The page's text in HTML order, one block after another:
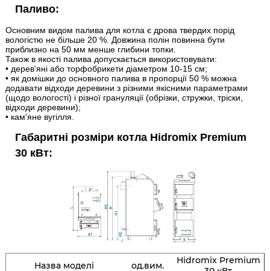
Паливо:
Основним видом палива для котла є дрова твердих порід
вологістю не більше 20 %. Довжина полін повинна бути
приблизно на 50 мм менше глибини топки.
Також в якості палива допускається використовувати:
• дерев'яні або торфобрикети діаметром 10-15 см;
• як домішки до основного палива в пропорції 50 % можна
додавати відходи деревини з різними якісними параметрами
(щодо вологості) і різної грануляції (обрізки, стружки, тріски,
відходи деревини);
• кам'яне вугілля.
Габаритні розміри котла Hidromix Premium
30 кВт:
Назва моделі од.вим.
Hidromix Premium